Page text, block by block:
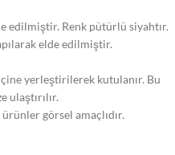
edilmiştir. Renk pütürlü siyahtır.
elde edilmiştir.
yerleştirilerek kutulanır. Bu
ulaştırılır.
görsel amaçlıdır.